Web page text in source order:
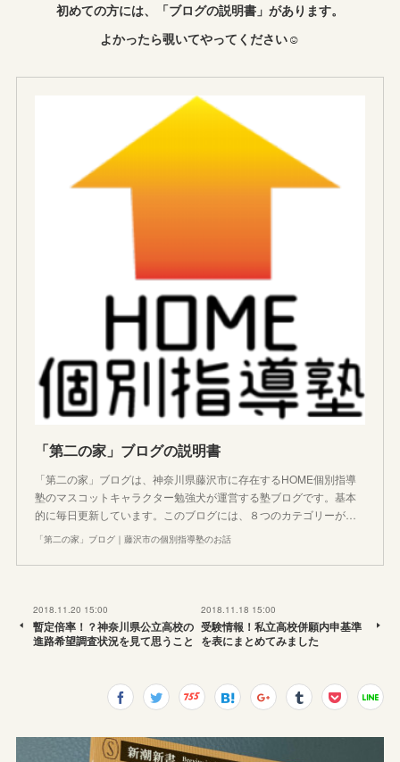
初めての方には、「ブログの説明書」があります。
よかったら覗いてやってください☺︎
「第二の家」ブログの説明書
「第二の家」ブログは、神奈川県藤沢市に存在するHOME個別指導
塾のマスコットキャラクター勉強犬が運営する塾ブログです。基本
的に毎日更新しています。このブログには、８つのカテゴリーが…
「第二の家」ブログ｜藤沢市の個別指導塾のお話
2018.11.20 15:00
暫定倍率！？神奈川県公立高校の
進路希望調査状況を見て思うこと
2018.11.18 15:00
受験情報！私立高校併願内申基準
を表にまとめてみました